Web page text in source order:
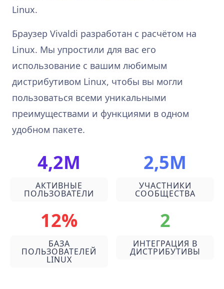
Linux.
Браузер Vivaldi разработан с расчётом на
Linux. Мы упростили для вас его
использование с вашим любимым
дистрибутивом Linux, чтобы вы могли
пользоваться всеми уникальными
преимуществами и функциями в одном
удобном пакете.
4,2М
АКТИВНЫЕ
ПОЛЬЗОВАТЕЛИ
2,5М
УЧАСТНИКИ
СООБЩЕСТВА
12%
БАЗА
ПОЛЬЗОВАТЕЛЕЙ
LINUX
2
ИНТЕГРАЦИЯ В
ДИСТРИБУТИВЫ